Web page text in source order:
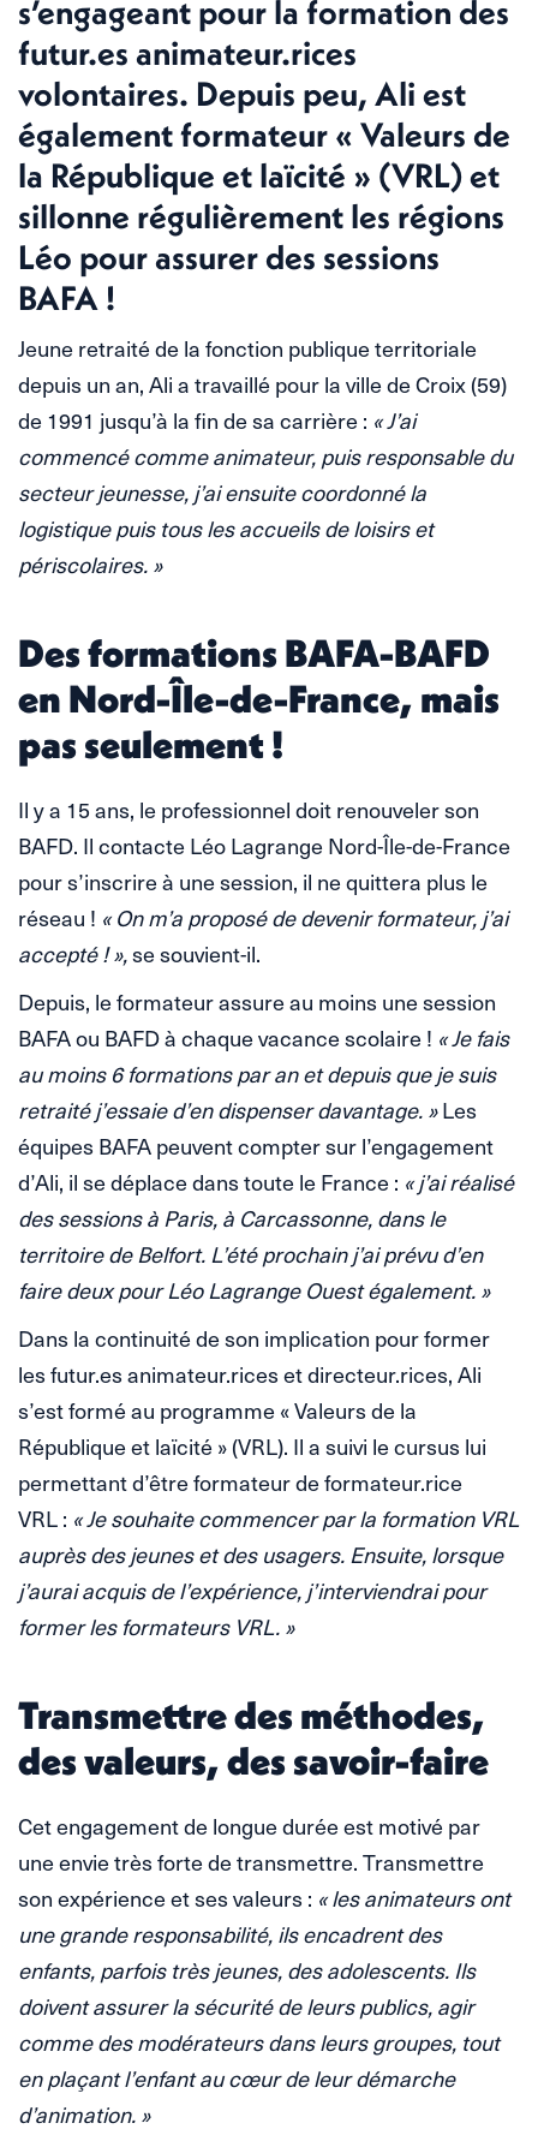
s’engageant pour la formation des
futur.es animateur.rices
volontaires. Depuis peu, Ali est
également formateur « Valeurs de
la République et laïcité » (VRL) et
sillonne régulièrement les régions
Léo pour assurer des sessions
BAFA !
Jeune retraité de la fonction publique territoriale
depuis un an, Ali a travaillé pour la ville de Croix (59)
de 1991 jusqu’à la fin de sa carrière : « J’ai
commencé comme animateur, puis responsable du
secteur jeunesse, j’ai ensuite coordonné la
logistique puis tous les accueils de loisirs et
périscolaires. »
Des formations BAFA-BAFD
en Nord-Île-de-France, mais
pas seulement !
Il y a 15 ans, le professionnel doit renouveler son
BAFD. Il contacte Léo Lagrange Nord-Île-de-France
pour s’inscrire à une session, il ne quittera plus le
réseau ! « On m’a proposé de devenir formateur, j’ai
accepté ! »,se souvient-il.
Depuis, le formateur assure au moins une session
BAFA ou BAFD à chaque vacance scolaire ! « Je fais
au moins 6 formations par an et depuis que je suis
retraité j’essaie d’en dispenser davantage. »Les
équipes BAFA peuvent compter sur l’engagement
d’Ali, il se déplace dans toute le France : « j’ai réalisé
des sessions à Paris, à Carcassonne, dans le
territoire de Belfort. L’été prochain j’ai prévu d’en
faire deux pour Léo Lagrange Ouest également. »
Dans la continuité de son implication pour former
les futur.es animateur.rices et directeur.rices, Ali
s’est formé au programme « Valeurs de la
République et laïcité » (VRL). Il a suivi le cursus lui
permettant d’être formateur de formateur.rice
VRL : « Je souhaite commencer par la formation VRL
auprès des jeunes et des usagers. Ensuite, lorsque
j’aurai acquis de l’expérience, j’interviendrai pour
former les formateurs VRL. »
Transmettre des méthodes,
des valeurs, des savoir-faire
Cet engagement de longue durée est motivé par
une envie très forte de transmettre. Transmettre
son expérience et ses valeurs : « les animateurs ont
une grande responsabilité, ils encadrent des
enfants, parfois très jeunes, des adolescents. Ils
doivent assurer la sécurité de leurs publics, agir
comme des modérateurs dans leurs groupes, tout
en plaçant l’enfant au cœur de leur démarche
d’animation. »